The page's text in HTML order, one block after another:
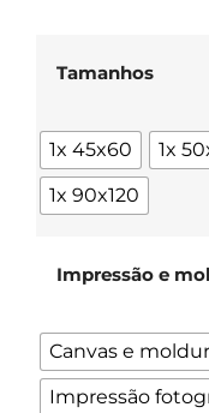
Tamanhos
1x 45x60 1x
1x 90x120
Impressão e
Canvas e
Impressão